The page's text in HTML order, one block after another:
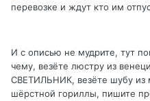
перевозке и ждут кто им
И с описью не мудрите, тут
чему, везёте люстру из
СВЕТИЛЬНИК, везёте шубу из
шёрстной гориллы, пишите